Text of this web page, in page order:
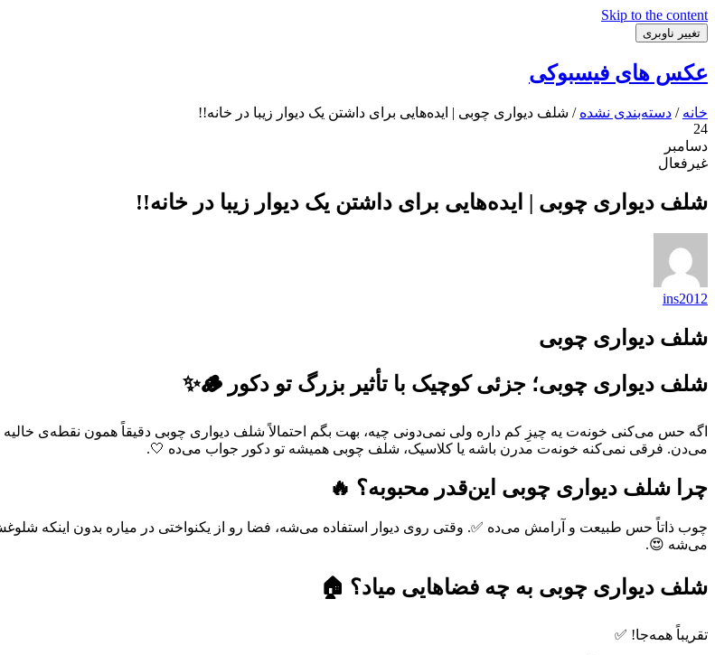
Skip to the content
تغییر ناوبری
عکس های فیسبوکی
خانه / دسته‌بندی نشده / شلف دیواری چوبی | ایده‌هایی برای داشتن یک دیوار زیبا در خانه!!
24
دسامبر
غیرفعال
شلف دیواری چوبی | ایده‌هایی برای داشتن یک دیوار زیبا در خانه!!
ins2012
شلف دیواری چوبی
شلف دیواری چوبی؛ جزئی کوچیک با تأثیر بزرگ تو دکور 🪵✨
اگه حس می‌کنی خونه‌ت یه چیزِ کم داره ولی نمی‌دونی چیه، بهت بگم احتمالاً شلف دیواری چوبی دقیقاً همون نقطه‌ی
می‌دن. فرقی نمی‌کنه خونه‌ت مدرن باشه یا کلاسیک، شلف چوبی همیشه تو دکور جواب می‌ده 🤍.
چرا شلف دیواری چوبی این‌قدر محبوبه؟ 🔥
می‌شه 😍.
شلف دیواری چوبی به چه فضاهایی میاد؟ 🏠
تقریباً همه‌جا! ✅